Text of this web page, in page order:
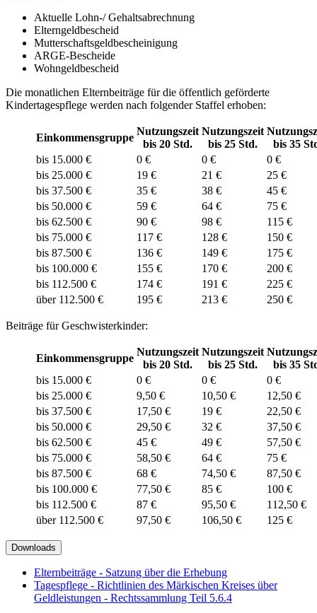
Aktuelle Lohn-/ Gehaltsabrechnung
Elterngeldbescheid
Mutterschaftsgeldbescheinigung
ARGE-Bescheide
Wohngeldbescheid
Die monatlichen Elternbeiträge für die öffentlich geförderte
Kindertagespflege werden nach folgender Staffel erhoben:
Einkommensgruppe
Nutzungszeit
bis 20 Std.
Nutzungszeit
bis 25 Std.
bis 35
bis 15.000 €
0 € 0 €
0 €
bis 25.000 €
19 € 21 €
25 €
bis 37.500 €
35 € 38 €
45 €
bis 50.000 €
59 € 64 €
75 €
bis 62.500 €
90 € 98 €
115 €
bis 75.000 €
117 € 128 €
150 €
bis 87.500 €
136 € 149 €
175 €
bis 100.000 €
155 € 170 €
200 €
bis 112.500 €
174 € 191 €
225 €
über 112.500 €
195 € 213 € 250 €
Beiträge für Geschwisterkinder:
Einkommensgruppe
Nutzungszeit
bis 20 Std.
Nutzungszeit
bis 25 Std.
bis 35
bis 15.000 €
0 € 0 €
0 €
bis 25.000 €
9,50 € 10,50 €
12,50 €
bis 37.500 €
17,50 € 19 €
22,50 €
bis 50.000 €
29,50 € 32 €
37,50 €
bis 62.500 €
45 € 49 €
57,50 €
bis 75.000 €
58,50 € 64 €
75 €
bis 87.500 €
68 € 74,50 €
87,50 €
bis 100.000 €
77,50 € 85 €
100 €
bis 112.500 €
87 € 95,50 €
112,50 €
über 112.500 €
97,50 € 106,50 € 125 €
Downloads
Elternbeiträge - Satzung über die Erhebung
Tagespflege - Richtlinien des Märkischen Kreises über
Geldleistungen - Rechtssammlung Teil 5.6.4